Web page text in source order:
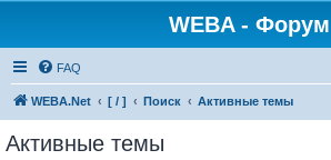
WEBA - Форум
FAQ
WEBA.Net [ / ] Поиск Активные темы
Активные темы